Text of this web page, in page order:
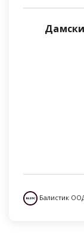
Дамски
Балистик